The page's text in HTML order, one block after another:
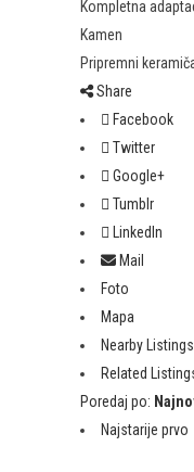
Kompletna
Kamen
Pripremni
Share
Facebook
Twitter
Google+
Tumblr
LinkedIn
Mail
Foto
Mapa
Nearby Listings
Related
Poredaj po:
Najstarije prvo